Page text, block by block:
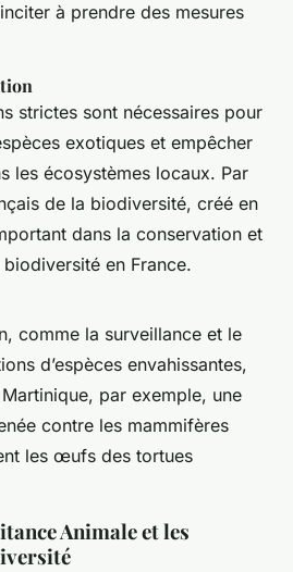
à prendre des mesures
strictes sont nécessaires pour
exotiques et empêcher
les écosystèmes locaux. Par
de la biodiversité, créé en
dans la conservation et
en France.
comme la surveillance et le
d’espèces envahissantes,
par exemple, une
contre les mammifères
les œufs des tortues
Animale et les